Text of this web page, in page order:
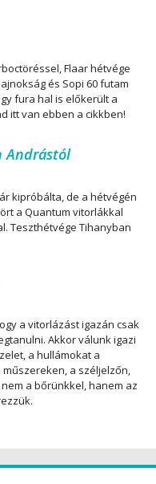
Flaar hétvége
és Sopi 60 futam
fura hal is előkerült a
itt van ebben a cikkben!
Andrástól
kipróbálta, de a hétvégén
a Quantum vitorlákkal
Teszthétvége Tihanyban
a vitorlázást igazán csak
Akkor válunk igazi
a hullámokat a
a széljelzőn,
a bőrünkkel, hanem az